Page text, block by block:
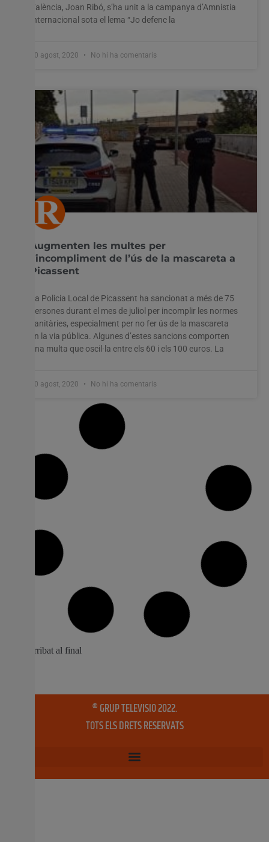
València, Joan Ribó, s’ha unit a la campanya d’Amnistia
Internacional sota el lema “Jo defenc la
10 agost, 2020 No hi ha comentaris
Augmenten les multes per
l’incompliment de l’ús de la mascareta a
Picassent
La Policia Local de Picassent ha sancionat a més de 75
persones durant el mes de juliol per incomplir les normes
sanitàries, especialment per no fer ús de la mascareta
en la via pública. Algunes d’estes sancions comporten
una multa que oscil·la entre els 60 i els 100 euros. La
10 agost, 2020 No hi ha comentaris
Has arribat al final
® GRUP TELEVISIO 2022.
TOTS ELS DRETS RESERVATS